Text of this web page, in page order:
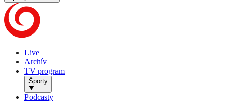
Live
Archív
TV program
Športy
Podcasty